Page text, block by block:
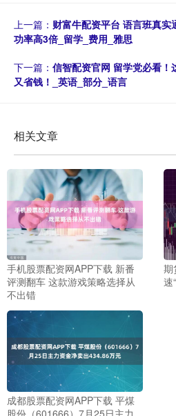
上一篇： 财富牛配资平台 语言班真
功率高3倍_留学_费用_雅思
下一篇： 信智配资官网 留学党必看
又省钱！_英语_部分_语言
相关文章
手机股票配资网APP下载 新番
评测翻车 这款游戏策略选择从
不出错
期
速
成都股票配资网APP下载 平煤